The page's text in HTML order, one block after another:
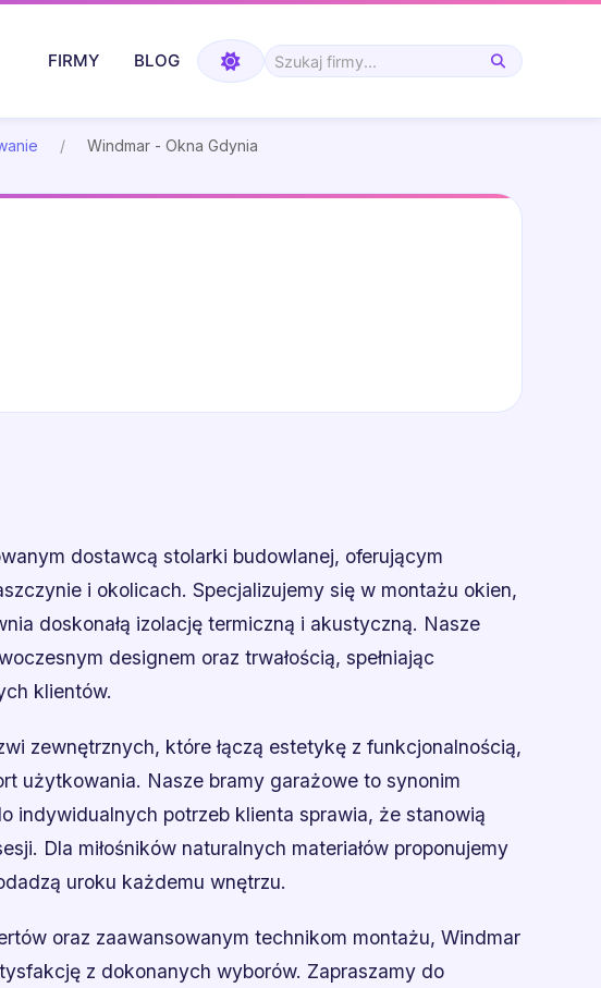
FIRMY BLOG
Windmar - Okna Gdynia
dostawcą stolarki budowlanej, oferującym
i okolicach. Specjalizujemy się w montażu okien,
doskonałą izolację termiczną i akustyczną. Nasze
designem oraz trwałością, spełniając
klientów.
zewnętrznych, które łączą estetykę z funkcjonalnością,
użytkowania. Nasze bramy garażowe to synonim
indywidualnych potrzeb klienta sprawia, że stanowią
Dla miłośników naturalnych materiałów proponujemy
uroku każdemu wnętrzu.
oraz zaawansowanym technikom montażu, Windmar
z dokonanych wyborów. Zapraszamy do